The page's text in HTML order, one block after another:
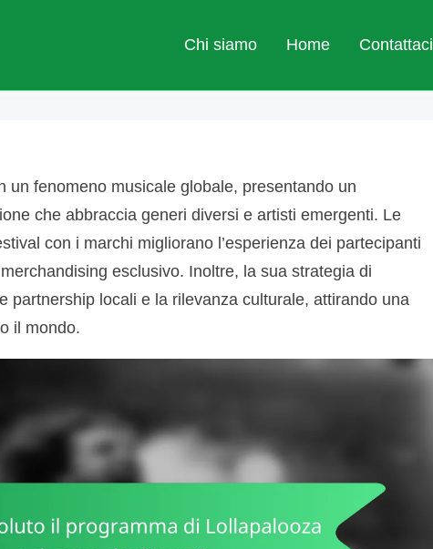
Chi siamo Home Contattaci
un fenomeno musicale globale, presentando un
che abbraccia generi diversi e artisti emergenti. Le
con i marchi migliorano l’esperienza dei partecipanti
esclusivo. Inoltre, la sua strategia di
partnership locali e la rilevanza culturale, attirando una
il mondo.